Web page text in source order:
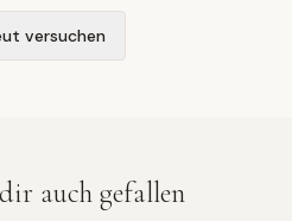
versuchen
auch gefallen